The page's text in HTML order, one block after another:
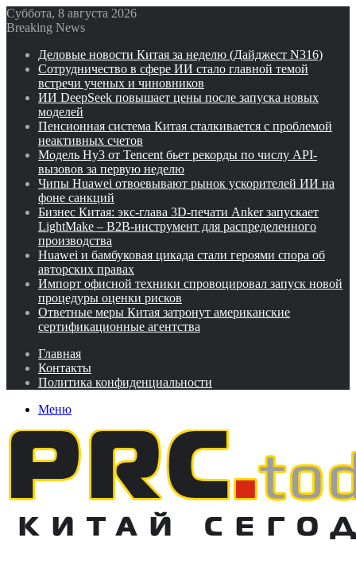
Суббота, 8 августа 2026
Breaking News
Деловые новости Китая за неделю (Дайджест N316)
Сотрудничество в сфере ИИ стало главной темой
встречи ученых и чиновников
ИИ DeepSeek повышает цены после запуска новых
моделей
Пенсионная система Китая сталкивается с проблемой
неактивных счетов
Модель Hy3 от Tencent бьет рекорды по числу API-
вызовов за первую неделю
Чипы Huawei отвоевывают рынок ускорителей ИИ на
фоне санкций
Бизнес Китая: экс-глава 3D-печати Anker запускает
LightMake – B2B-инструмент для распределенного
производства
Huawei и бамбуковая цикада стали героями спора об
авторских правах
Импорт офисной техники спровоцировал запуск новой
процедуры оценки рисков
Ответные меры Китая затронут американские
сертификационные агентства
Главная
Контакты
Политика конфиденциальности
Меню